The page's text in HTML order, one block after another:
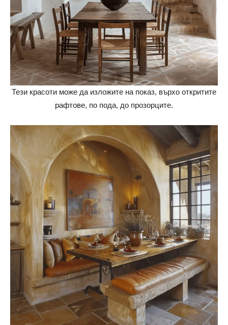
Тези красоти може да изложите на показ, върхо откритите
рафтове, по пода, до прозорците.